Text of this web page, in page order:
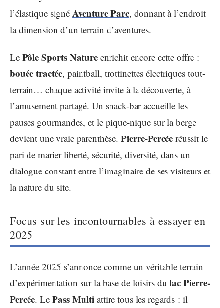
l’élastique signé Aventure Parc, donnant à l’endroit
la dimension d’un terrain d’aventures.
Le Pôle Sports Nature enrichit encore cette offre :
bouée tractée, paintball, trottinettes électriques tout-
terrain… chaque activité invite à la découverte, à
l’amusement partagé. Un snack-bar accueille les
pauses gourmandes, et le pique-nique sur la berge
devient une vraie parenthèse. Pierre-Percée réussit le
pari de marier liberté, sécurité, diversité, dans un
dialogue constant entre l’imaginaire de ses visiteurs et
la nature du site.
Focus sur les incontournables à essayer en
2025
L’année 2025 s’annonce comme un véritable terrain
d’expérimentation sur la base de loisirs du lac Pierre-
Percée. Le Pass Multi attire tous les regards : il